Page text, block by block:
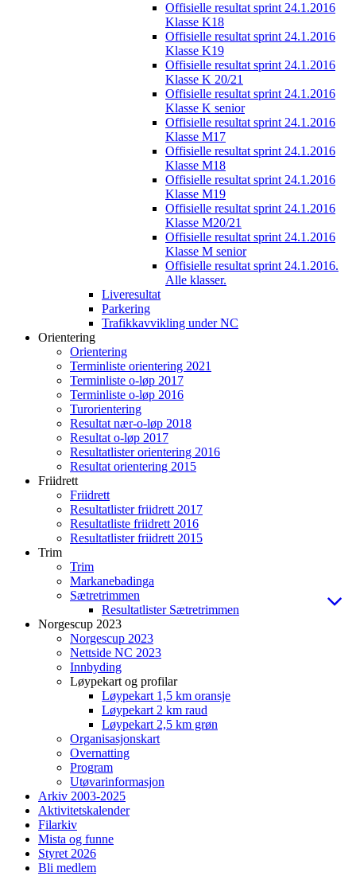
Offisielle resultat sprint 24.1.2016
Klasse K18
Offisielle resultat sprint 24.1.2016
Klasse K19
Offisielle resultat sprint 24.1.2016
Klasse K 20/21
Offisielle resultat sprint 24.1.2016
Klasse K senior
Offisielle resultat sprint 24.1.2016
Klasse M17
Offisielle resultat sprint 24.1.2016
Klasse M18
Offisielle resultat sprint 24.1.2016
Klasse M19
Offisielle resultat sprint 24.1.2016
Klasse M20/21
Offisielle resultat sprint 24.1.2016
Klasse M senior
Offisielle resultat sprint 24.1.2016.
Alle klasser.
Liveresultat
Parkering
Trafikkavvikling under NC
Orientering
Orientering
Terminliste orientering 2021
Terminliste o-løp 2017
Terminliste o-løp 2016
Turorientering
Resultat nær-o-løp 2018
Resultat o-løp 2017
Resultatlister orientering 2016
Resultat orientering 2015
Friidrett
Friidrett
Resultatlister friidrett 2017
Resultatliste friidrett 2016
Resultatlister friidrett 2015
Trim
Trim
Markanebadinga
Sætretrimmen
Resultatlister Sætretrimmen
Norgescup 2023
Norgescup 2023
Nettside NC 2023
Innbyding
Løypekart og profilar
Løypekart 1,5 km oransje
Løypekart 2 km raud
Løypekart 2,5 km grøn
Organisasjonskart
Overnatting
Program
Utøvarinformasjon
Arkiv 2003-2025
Aktivitetskalender
Filarkiv
Mista og funne
Styret 2026
Bli medlem